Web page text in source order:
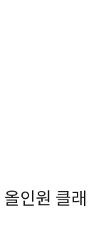
인원 클래